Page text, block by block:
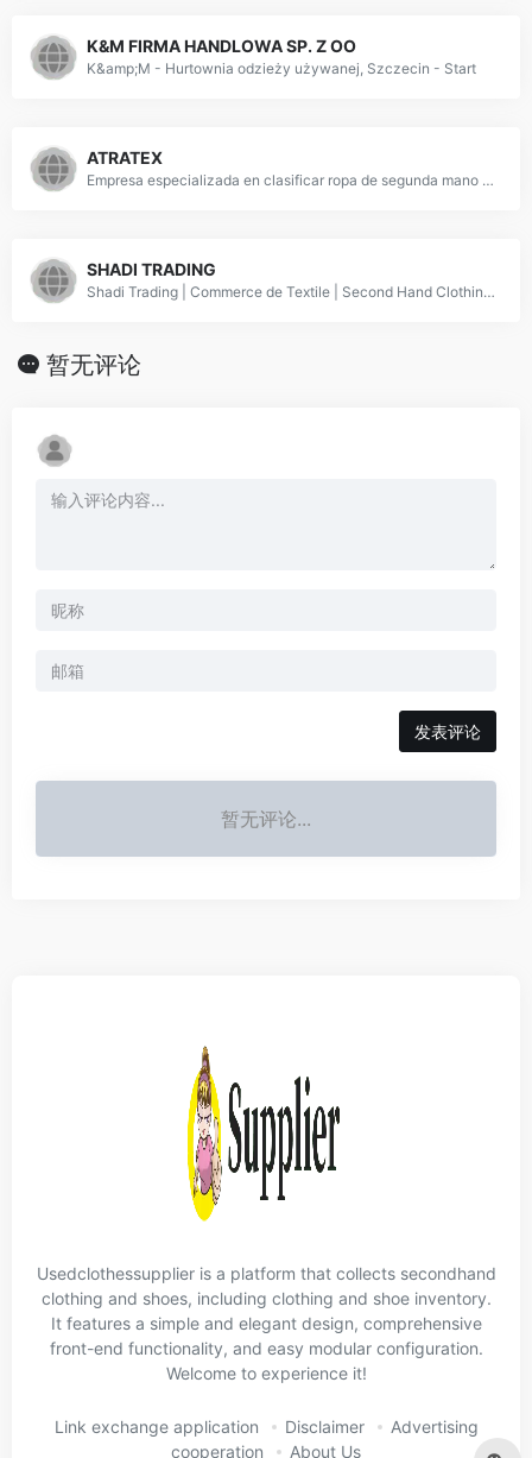
K&M FIRMA HANDLOWA SP. Z OO
K&amp;M - Hurtownia odzieży używanej, Szczecin - Start
ATRATEX
Empresa especializada en clasificar ropa de segunda mano para tiendas mercadillos puestos ambulantes. Exportamos nuestros productos a Europa del este, Russia, Pakistan, Africa Occidental
SHADI TRADING
Shadi Trading | Commerce de Textile | Second Hand Clothing | Vente de vêtements d'occasion | Shadi Trading Secondhand Clothing | spécialisée dans le commerce des vêtements usagés, chaussures usagées, Antique et accessoires.
暂无评论
发表评论
暂无评论...
Usedclothessupplier is a platform that collects secondhand
clothing and shoes, including clothing and shoe inventory.
It features a simple and elegant design, comprehensive
front-end functionality, and easy modular configuration.
Welcome to experience it!
Link exchange application Disclaimer
Advertising
cooperation
About Us